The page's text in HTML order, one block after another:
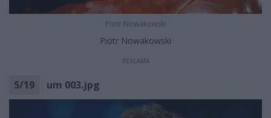
Piotr Nowakowski
Piotr Nowakowski
REKLAMA
5/19 um 003.jpg